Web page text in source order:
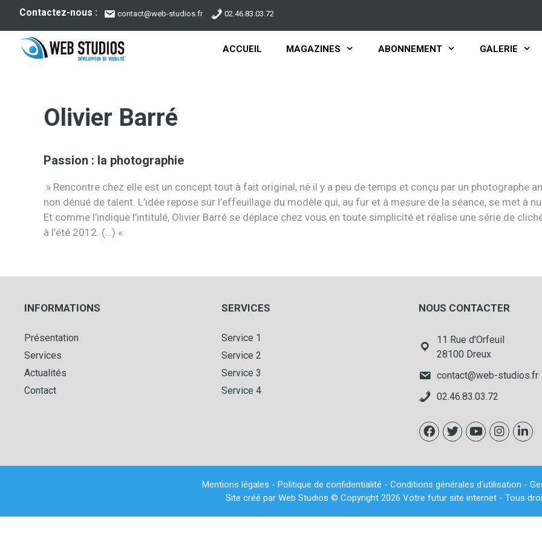
contenu
Contactez-nous : contact@web-studios.fr 02.46.83.03.72
ACCUEIL MAGAZINES ABONNEMENT GALERIE
Olivier Barré
Passion : la photographie
» Rencontre chez elle est un concept tout à fait original, né il y a peu de temps et conçu par un photographe
non dénué de talent. L’idée repose sur l’effeuillage du modèle qui, au fur et à mesure de la séance, se met à
Et comme l’indique l’intitulé, Olivier Barré se déplace chez vous en toute simplicité et réalise une série de
à l’été 2012. (…) «
INFORMATIONS
Présentation
Services
Actualités
Contact
SERVICES
Service 1
Service 2
Service 3
Service 4
NOUS CONTACTER
11 Rue d'Orfeuil
28100 Dreux
contact@web-studios.fr
02.46.83.03.72
Mentions légales - Politique de confidentialité - Conditions générales d'utilisation -
Site créé par Web Studios © Copyright 2026 Votre futur site internet - Tous